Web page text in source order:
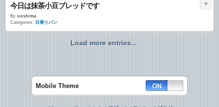
今日は抹茶小豆ブレッドです
By ooshima
Categories: 日替りパン
Load more entries...
Mobile Theme